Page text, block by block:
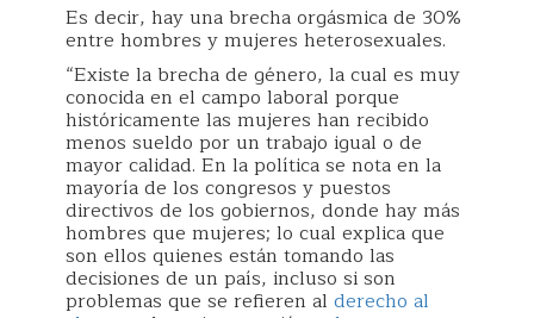
Es decir, hay una brecha orgásmica de 30%
entre hombres y mujeres heterosexuales.
“Existe la brecha de género, la cual es muy
conocida en el campo laboral porque
históricamente las mujeres han recibido
menos sueldo por un trabajo igual o de
mayor calidad. En la política se nota en la
mayoría de los congresos y puestos
directivos de los gobiernos, donde hay más
hombres que mujeres; lo cual explica que
son ellos quienes están tomando las
decisiones de un país, incluso si son
problemas que se refieren al derecho al